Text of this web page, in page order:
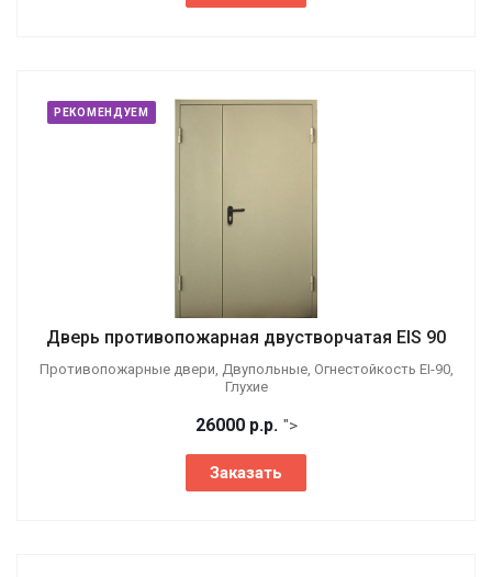
РЕКОМЕНДУЕМ
Дверь противопожарная двустворчатая EIS 90
Противопожарные двери, Двупольные, Огнестойкость EI-90,
Глухие
26000 р.р. ">
Заказать